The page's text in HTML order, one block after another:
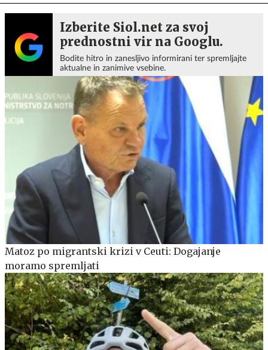
Izberite Siol.net za svoj
prednostni vir na Googlu.
Bodite hitro in zanesljivo informirani ter spremljajte
aktualne in zanimive vsebine.
Matoz po migrantski krizi v Ceuti: Dogajanje
moramo spremljati